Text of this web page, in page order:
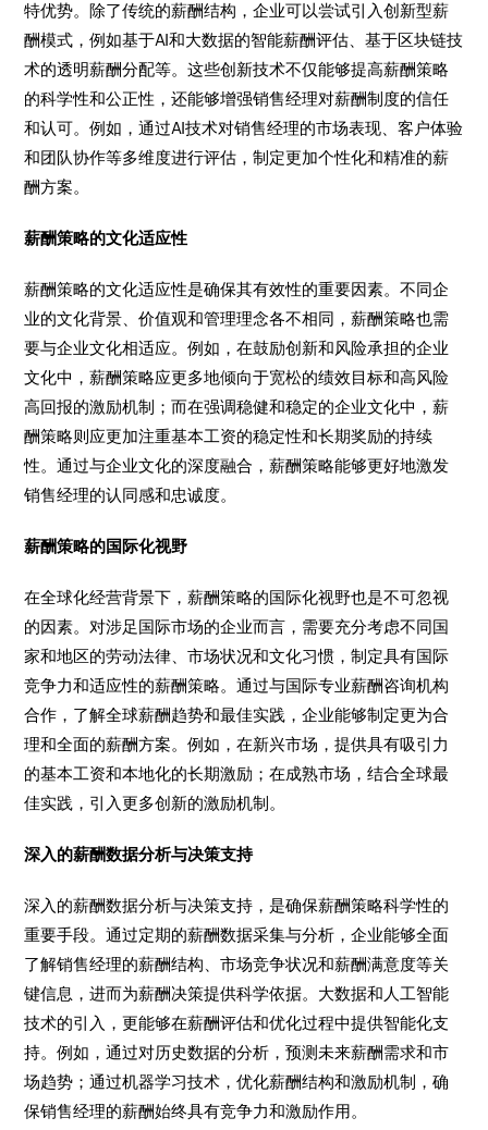
特优势。除了传统的薪酬结构，企业可以尝试引入创新型薪
酬模式，例如基于AI和大数据的智能薪酬评估、基于区块链技
术的透明薪酬分配等。这些创新技术不仅能够提高薪酬策略
的科学性和公正性，还能够增强销售经理对薪酬制度的信任
和认可。例如，通过AI技术对销售经理的市场表现、客户体验
和团队协作等多维度进行评估，制定更加个性化和精准的薪
酬方案。
薪酬策略的文化适应性
薪酬策略的文化适应性是确保其有效性的重要因素。不同企
业的文化背景、价值观和管理理念各不相同，薪酬策略也需
要与企业文化相适应。例如，在鼓励创新和风险承担的企业
文化中，薪酬策略应更多地倾向于宽松的绩效目标和高风险
高回报的激励机制；而在强调稳健和稳定的企业文化中，薪
酬策略则应更加注重基本工资的稳定性和长期奖励的持续
性。通过与企业文化的深度融合，薪酬策略能够更好地激发
销售经理的认同感和忠诚度。
薪酬策略的国际化视野
在全球化经营背景下，薪酬策略的国际化视野也是不可忽视
的因素。对涉足国际市场的企业而言，需要充分考虑不同国
家和地区的劳动法律、市场状况和文化习惯，制定具有国际
竞争力和适应性的薪酬策略。通过与国际专业薪酬咨询机构
合作，了解全球薪酬趋势和最佳实践，企业能够制定更为合
理和全面的薪酬方案。例如，在新兴市场，提供具有吸引力
的基本工资和本地化的长期激励；在成熟市场，结合全球最
佳实践，引入更多创新的激励机制。
深入的薪酬数据分析与决策支持
深入的薪酬数据分析与决策支持，是确保薪酬策略科学性的
重要手段。通过定期的薪酬数据采集与分析，企业能够全面
了解销售经理的薪酬结构、市场竞争状况和薪酬满意度等关
键信息，进而为薪酬决策提供科学依据。大数据和人工智能
技术的引入，更能够在薪酬评估和优化过程中提供智能化支
持。例如，通过对历史数据的分析，预测未来薪酬需求和市
场趋势；通过机器学习技术，优化薪酬结构和激励机制，确
保销售经理的薪酬始终具有竞争力和激励作用。